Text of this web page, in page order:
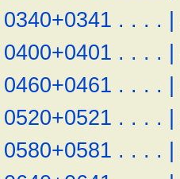
0340+0341 . . . . |
0400+0401 . . . . |
0460+0461 . . . . |
0520+0521 . . . . |
0580+0581 . . . . |